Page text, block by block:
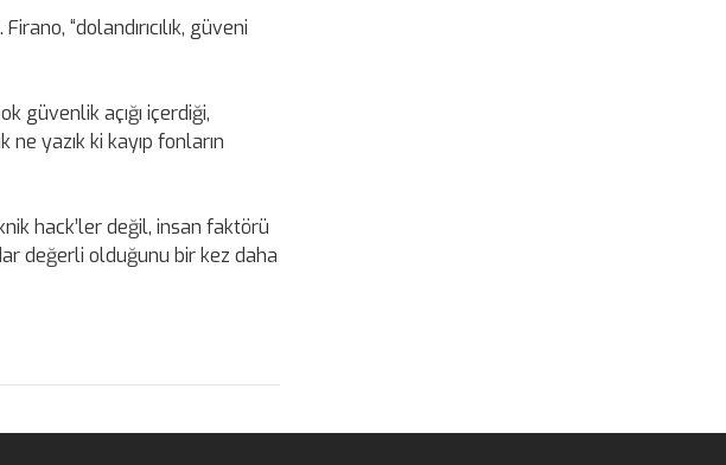
“dolandırıcılık, güveni
güvenlik açığı içerdiği,
ne yazık ki kayıp fonların
hack’ler değil, insan faktörü
değerli olduğunu bir kez daha